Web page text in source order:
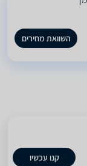
השוואת מחירים
קנו עכשיו